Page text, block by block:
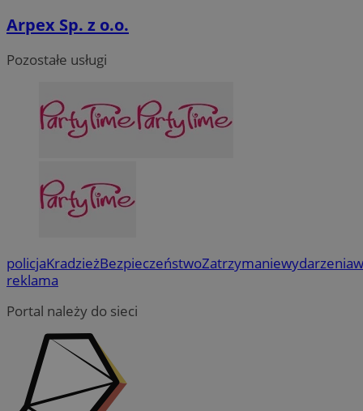
Arpex Sp. z o.o.
Pozostałe usługi
policjaKradzieżBezpieczeństwoZatrzymaniewydarzenia
reklama
Portal należy do sieci